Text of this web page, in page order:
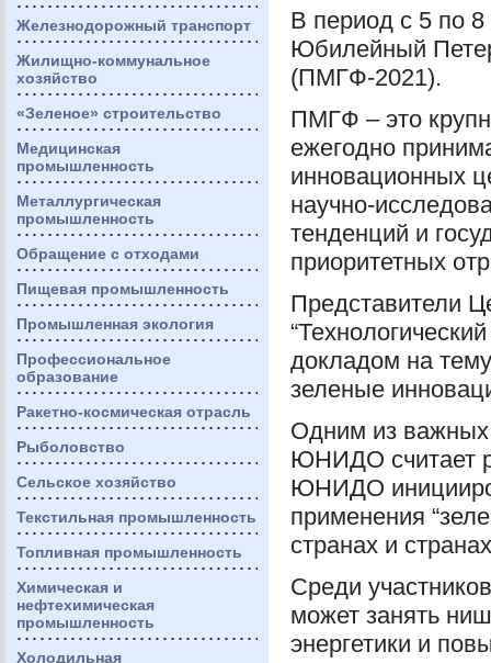
Железнодорожный транспорт
Жилищно-коммунальное
хозяйство
«Зеленое» строительство
Медицинская
промышленность
Металлургическая
промышленность
Обращение с отходами
Пищевая промышленность
Промышленная экология
Профессиональное
образование
Ракетно-космическая отрасль
Рыболовство
Сельское хозяйство
Текстильная промышленность
Топливная промышленность
Химическая и
нефтехимическая
промышленность
Холодильная
В период с 5 по 8
Юбилейный
(ПМГФ-2021).
ПМГФ – это
ежегодно
инновационных
научно-
тенденций и
приоритетных
Представители
докладом на
зеленые
Одним из важных
ЮНИДО считает
ЮНИДО
применения
странах и
Среди
может занять
энергетики и